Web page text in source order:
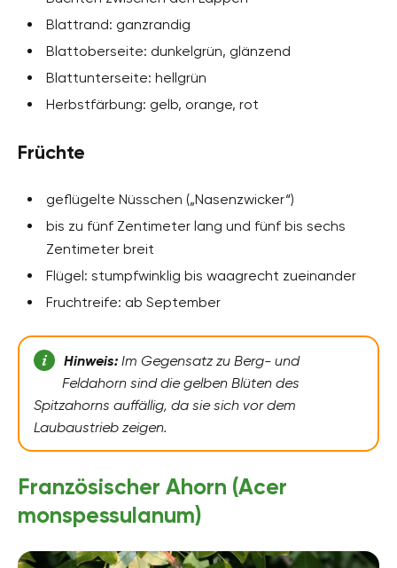
Blattrand: ganzrandig
Blattoberseite: dunkelgrün, glänzend
Blattunterseite: hellgrün
Herbstfärbung: gelb, orange, rot
Früchte
geflügelte Nüsschen („Nasenzwicker“)
bis zu fünf Zentimeter lang und fünf bis sechs
Zentimeter breit
Flügel: stumpfwinklig bis waagrecht zueinander
Fruchtreife: ab September
Hinweis: Im Gegensatz zu Berg- und
Feldahorn sind die gelben Blüten des
Spitzahorns auffällig, da sie sich vor dem
Laubaustrieb zeigen.
Französischer Ahorn (Acer
monspessulanum)